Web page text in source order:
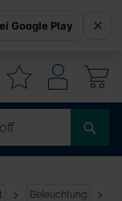
/
Beleuchtung
Google Play